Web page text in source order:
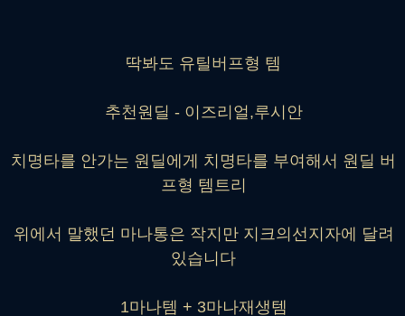
딱봐도 유틸버프형 템
추천원딜 - 이즈리얼,루시안
치명타를 안가는 원딜에게 치명타를 부여해서 원딜 버
프형 템트리
위에서 말했던 마나통은 작지만 지크의선지자에 달려
있습니다
1마나템 + 3마나재생템